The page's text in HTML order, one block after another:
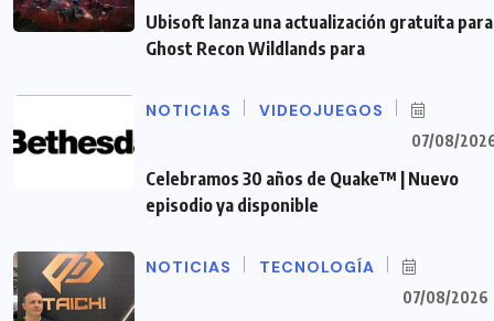
Ubisoft lanza una actualización gratuita para
Ghost Recon Wildlands para
NOTICIAS VIDEOJUEGOS
07/08/
Celebramos 30 años de Quake™ | Nuevo
episodio ya disponible
NOTICIAS TECNOLOGÍA
07/08/2026